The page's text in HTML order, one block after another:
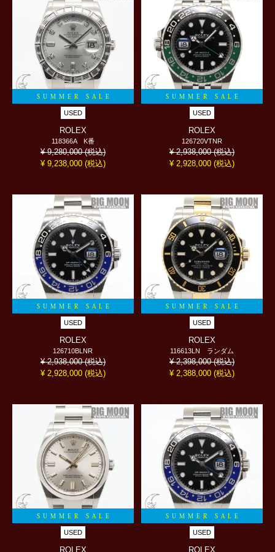
SUMMER SALE
USED
ROLEX
118366A K番
¥ 9,280,000(税込)
¥ 9,238,000 (税込)
SUMMER SALE
USED
ROLEX
126720VTNR
¥ 2,938,000(税込)
¥ 2,928,000(税込)
SUMMER SALE
USED
ROLEX
126710BLNR
¥ 2,938,000(税込)
¥ 2,928,000 (税込)
SUMMER SALE
USED
ROLEX
116613LN ランダム
¥ 2,398,000(税込)
¥ 2,388,000(税込)
SUMMER SALE
USED
ROLEX
SUMMER SALE
USED
ROLEX